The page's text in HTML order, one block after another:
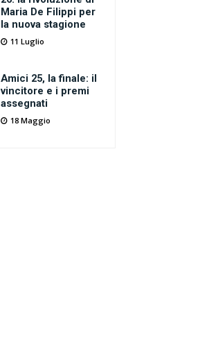
Maria De Filippi per
la nuova stagione
11 Luglio
Amici 25, la finale: il
vincitore e i premi
assegnati
18 Maggio